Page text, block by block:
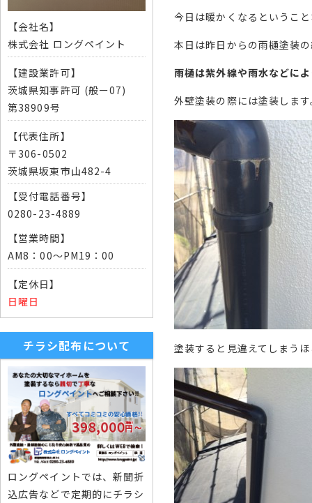
今日は暖かくなるというこ
本日は昨日からの雨樋塗装
雨樋は紫外線や雨水などに
外壁塗装の際には塗装しま
塗装すると見違えてしまう
【会社名】
株式会社 ロングペイント
【建設業許可】
茨城県知事許可 (般ー07)
第38909号
【代表住所】
〒306-0502
茨城県坂東市山482-4
【受付電話番号】
0280-23-4889
【営業時間】
AM8：00～PM19：00
【定休日】
日曜日
チラシ配布について
ロングペイントでは、新聞折
込広告などで定期的にチラシ